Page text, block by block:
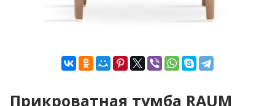
Прикроватная тумба RAUM